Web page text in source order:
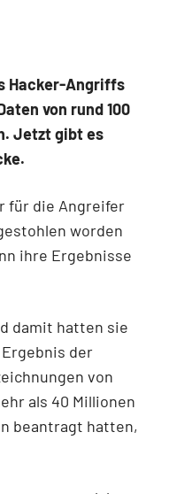
Hacker-Angriffs
von rund 100
Jetzt gibt es
für die Angreifer
worden
ihre Ergebnisse
damit hatten sie
Ergebnis der
von
als 40 Millionen
beantragt hatten,